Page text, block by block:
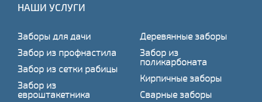
НАШИ УСЛУГИ
Заборы для дачи
Забор из профнастила
Забор из сетки рабицы
Забор из
евроштакетника
Деревянные заборы
Забор из
поликарбоната
Кирпичные заборы
Сварные заборы